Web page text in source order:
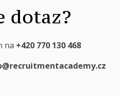
dotaz?
na +420 770 130 468